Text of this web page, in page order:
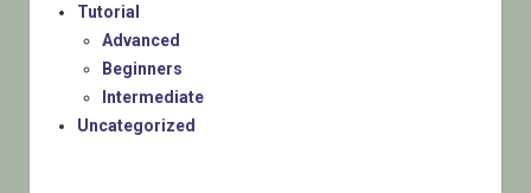
Tutorial
Advanced
Beginners
Intermediate
Uncategorized